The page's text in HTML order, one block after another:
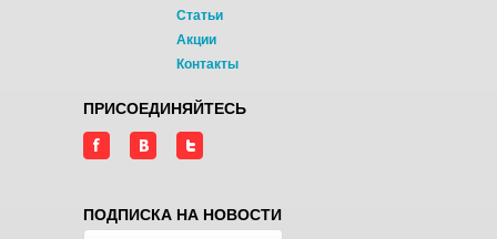
Статьи
Акции
Контакты
ПРИСОЕДИНЯЙТЕСЬ
ПОДПИСКА НА НОВОСТИ